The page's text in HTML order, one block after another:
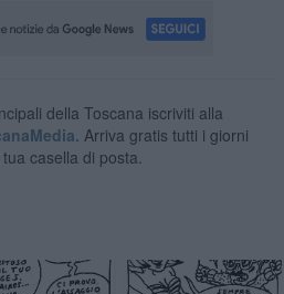
della Toscana iscriviti alla
Arriva gratis tutti i giorni
casella di posta.